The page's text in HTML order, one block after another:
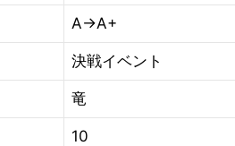
A→A+
決戦イベント
竜
10